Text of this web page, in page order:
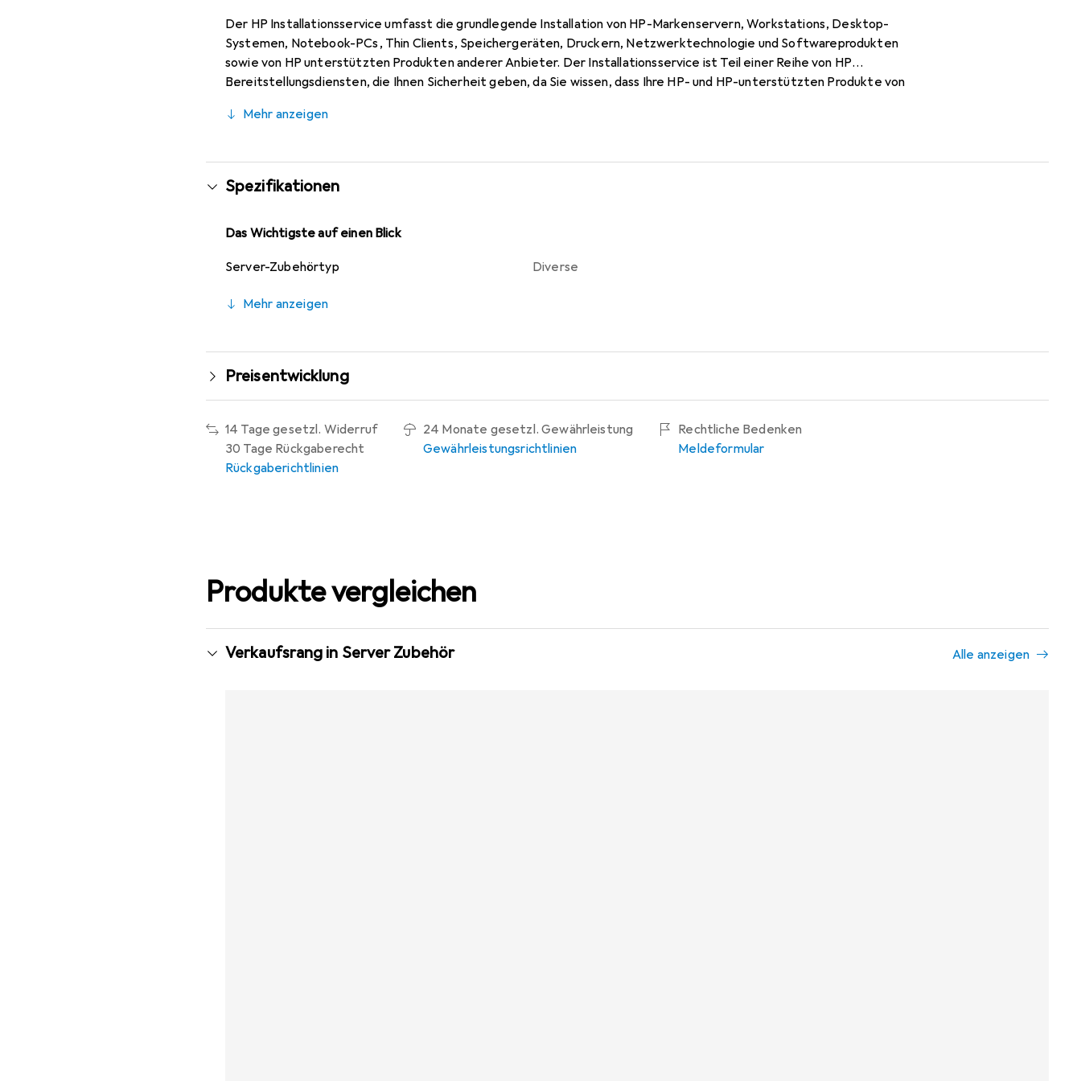
Der HP Installationsservice umfasst die grundlegende Installation von HP-Markenservern, Workstations, Desktop-
Systemen, Notebook-PCs, Thin Clients, Speichergeräten, Druckern, Netzwerktechnologie und Softwareprodukten
sowie von HP unterstützten Produkten anderer Anbieter. Der Installationsservice ist Teil einer Reihe von HP
Bereitstellungsdiensten, die Ihnen Sicherheit geben, da Sie wissen, dass Ihre HP- und HP-unterstützten Produkte von
Mehr anzeigen
Spezifikationen
Das Wichtigste auf einen Blick
Server-Zubehörtyp Diverse
Mehr anzeigen
Preisentwicklung
14 Tage gesetzl. Widerruf
30 Tage Rückgaberecht
Rückgaberichtlinien
24 Monate gesetzl. Gewährleistung
Gewährleistungsrichtlinien
Rechtliche Bedenken
Meldeformular
Produkte vergleichen
Verkaufsrang in Server Zubehör Alle anzeigen